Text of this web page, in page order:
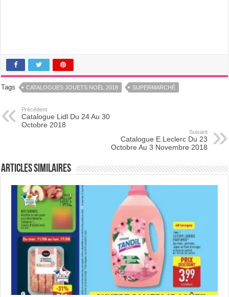
Tags CATALOGUES JOUETS NOËL 2018 SUPERMARCHÉ
Précédent
Catalogue Lidl Du 24 Au 30
Octobre 2018
Suivant
Catalogue E.Leclerc Du 23
Octobre Au 3 Novembre 2018
Articles Similaires